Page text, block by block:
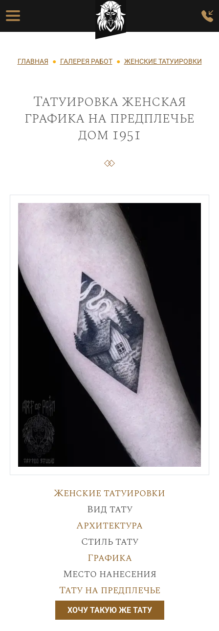
Перейти к основному содержанию
Основная навигация
Строка навигации
ГЛАВНАЯ ГАЛЕРЕЯ РАБОТ ЖЕНСКИЕ ТАТУИРОВКИ
Татуировка женская
графика на предплечье
дом 1951
Женские татуировки
Вид тату
Архитектура
Стиль тату
Графика
Место нанесения
Тату на предплечье
ХОЧУ ТАКУЮ ЖЕ ТАТУ